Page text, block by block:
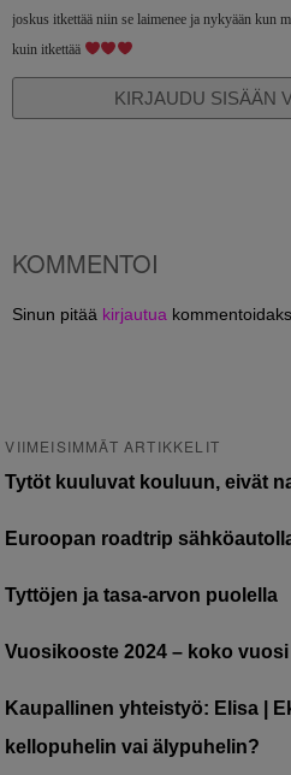
joskus itkettää niin se laimenee ja nykyään kun
kuin itkettää
KIRJAUDU SISÄÄN
KOMMENTOI
Sinun pitää kirjautua
VIIMEISIMMÄT ARTIKKELIT
Tytöt kuuluvat kouluun, eivät
Euroopan roadtrip
Tyttöjen ja tasa-arvon puolella
Vuosikooste 2024 – koko
Kaupallinen yhteistyö: Elisa |
kellopuhelin vai älypuhelin?